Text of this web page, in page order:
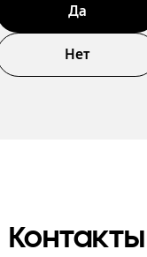
Да
Нет
Контакты